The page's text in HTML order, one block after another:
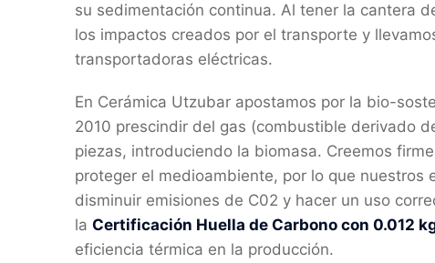
su sedimentación continua. Al tener la cantera
los impactos creados por el transporte y
transportadoras eléctricas.
En Cerámica Utzubar apostamos por la bio-
2010 prescindir del gas (combustible derivado
piezas, introduciendo la biomasa. Creemos
proteger el medioambiente, por lo que nuestros
disminuir emisiones de C02 y hacer un uso
la Certificación Huella de Carbono con 0.012
eficiencia térmica en la producción.